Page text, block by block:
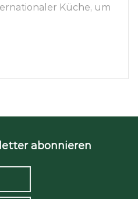
Küche, um
abonnieren